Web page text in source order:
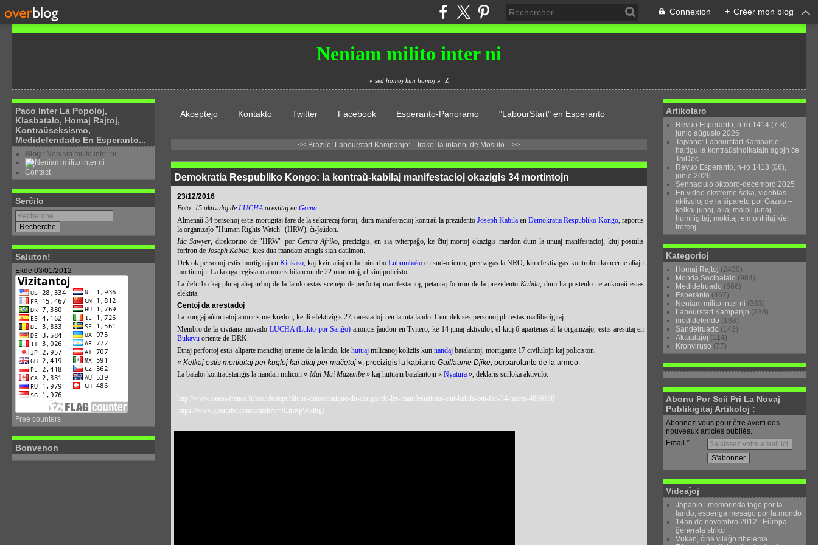
Connexion + Créer mon blog
Neniam milito inter ni
« sed homoj kun homoj » Z
Paco Inter La Popoloj,
Klasbatalo, Homaj Rajtoj,
Kontraŭseksismo,
Medidefendado En Esperanto...
Blog : Neniam milito inter ni
Contact
Serĉilo
Saluton!
Ekde 03/01/2012
Free counters
Bonvenon
Akceptejo Kontakto Twitter Facebook Esperanto-Panoramo "LabourStart" en Esperanto
<< Brazilo: Labourstart Kampanjo:... Irako: la infanoj de Mosulo... >>
Demokratia Respubliko Kongo: la kontraŭ-kabilaj manifestacioj okazigis 34 mortintojn
23/12/2016
Foto: 15 aktivuloj de LUCHAarestitaj en Goma.
Almenaŭ 34 personoj estis mortigitaj fare de la sekurecaj fortoj, dum manifestacioj kontraŭ la prezidentoJoseph Kabila enDemokratia Respubliko Kongo, raportis
la organizaĵo "Human Rights Watch" (HRW), ĉi-ĵaŭdon.
Ida Sawyer, direktorino de "HRW" por Centra Afriko, precizigis, en sia tviterpaĝo, ke ĉiuj mortoj okazigis mardon dum la unuaj manifestacioj, kiuj postulis
foriron de Joseph Kabila, kies dua mandato atingis sian datlimon.
Dek ok personoj estis mortigitaj enKinŝaso, kaj kvin aliaj en la minurbo Lubumbaŝoen sud-oriento, precizigas la NRO, kiu efektivigas kontrolon koncerne aliajn
mortintojn. La konga registaro anoncis bilancon de 22 mortintoj, el kiuj policisto.
La ĉefurbo kaj pluraj aliaj urboj de la lando estas scenejo de perfortaj manifestacioj, petantaj foriron de la prezidentoKabila, dum lia posteulo ne ankoraŭ estas
elektita.
Centoj da arestadoj
La kongaj aŭtoritatoj anoncis merkredon, ke ili efektivigis 275 arestadojn en la tuta lando. Cent dek ses personoj plu estas malliberigitaj.
Membro de la civitana movado LUCHA (Lukto por Sanĝo) anoncis ĵaudon en Tvitero, ke 14 junaj aktivuloj, el kiuj 6 apartenas al la organizaĵo, estis arestitaj en
Bukavuoriente de DRK.
Etnaj perfortoj estis aliparte menciitaj oriente de la lando, kie hutuajmilicanoj koliziis kun nandajbatalantoj, mortigante 17 civilulojn kaj policiston.
« Kelkaj estis mortigitaj per kugloj kaj aliaj per maĉetoj», precizigis la kapitano Guillaume Djike, porparolanto de la armeo.
La bataloj kontraŭstarigis la nandan milicon « Mai Mai Mazembe»kaj hutuajn batalantojn « Nyatura», deklaris surloka aktivulo.
http://www.ouest-france.fr/monde/republique-democratique-du-congo/rdc-les-manifestations-anti-kabila-ont-fait-34-morts-4699160
https://www.youtube.com/watch?v=ICmRpW3lbgI
Artikolaro
Revuo Esperanto, n-ro 1414 (7-8),
junio aŭgusto 2026
Tajvano: Labourstart Kampanjo:
haltigu la kontraŭsindikatajn agojn ĉe
TaiDoc
Revuo Esperanto, n-ro 1413 (06),
junio 2026
Sennaciulo oktobro-decembro 2025
En video ekstreme ŝoka, videblas
aktivuloj de la ŝipareto por Gazao –
kelkaj junaj, aliaj malpli junaj –
humiligitaj, mokitaj, elmontritaj kiel
trofeoj.
Kategorioj
Homaj Rajtoj (2430)
Monda Socibatalo (984)
Medidetruado (566)
Esperanto (467)
Neniam milito inter ni (363)
Labourstart Kampanjo (238)
medidefendo (168)
Sandetruado (143)
Aktualaĵoj (114)
Kronviruso (77)
Abonu Por Scii Pri La Novaj
Publikigitaj Artikoloj :
Abonnez-vous pour être averti des
nouveaux articles publiés.
Email
Videaĵoj
Japanio : memorinda tago por la
lando, esperiga mesaĝo por la mondo
14an de novembro 2012 : Eŭropa
ĝenerala striko
Vukan, ĉina vilaĝo ribelema